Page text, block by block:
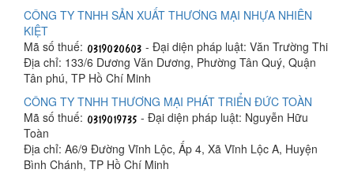
CÔNG TY TNHH SẢN XUẤT THƯƠNG MẠI NHỰA NHIÊN
KIỆT
Mã số thuế:
- Đại diện pháp luật: Văn Trường Thi
Địa chỉ: 133/6 Dương Văn Dương, Phường Tân Quý, Quận
Tân phú, TP Hồ Chí Minh
CÔNG TY TNHH THƯƠNG MẠI PHÁT TRIỂN ĐỨC TOÀN
Mã số thuế:
- Đại diện pháp luật: Nguyễn Hữu
Toàn
Địa chỉ: A6/9 Đường Vĩnh Lộc, Ấp 4, Xã Vĩnh Lộc A, Huyện
Bình Chánh, TP Hồ Chí Minh